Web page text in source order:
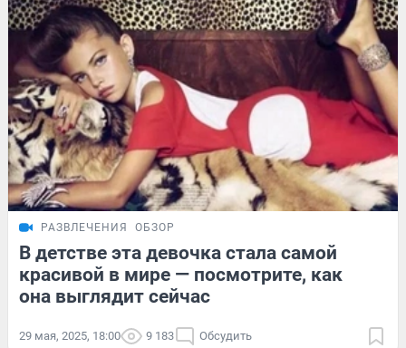
РАЗВЛЕЧЕНИЯ ОБЗОР
В детстве эта девочка стала самой
красивой в мире — посмотрите, как
она выглядит сейчас
29 мая, 2025, 18:00 9 183 Обсудить